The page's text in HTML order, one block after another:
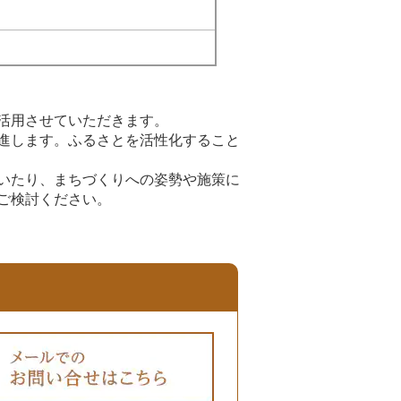
させていただきます。
ます。ふるさとを活性化すること
り、まちづくりへの姿勢や施策に
討ください。